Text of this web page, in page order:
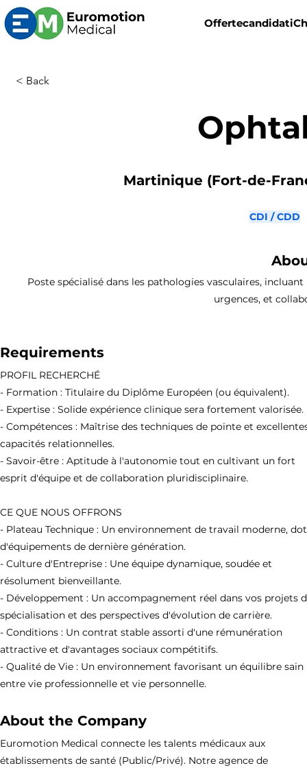
Offertecandidati
< Back
Martinique (Fort-de-
CDI / CDD
Poste spécialisé dans les pathologies vasculaires,
urgences, et
Requirements
PROFIL RECHERCHÉ
- Formation : Titulaire du Diplôme Européen (ou équivalent).
- Expertise : Solide expérience clinique sera fortement valorisée.
- Compétences : Maîtrise des techniques de pointe et
capacités relationnelles.
- Savoir-être : Aptitude à l'autonomie tout en cultivant un fort
esprit d'équipe et de collaboration pluridisciplinaire.
CE QUE NOUS OFFRONS
- Plateau Technique : Un environnement de travail moderne,
d'équipements de dernière génération.
- Culture d'Entreprise : Une équipe dynamique, soudée et
résolument bienveillante.
- Développement : Un accompagnement réel dans vos projets
spécialisation et des perspectives d'évolution de carrière.
- Conditions : Un contrat stable assorti d'une rémunération
attractive et d'avantages sociaux compétitifs.
- Qualité de Vie : Un environnement favorisant un équilibre sain
entre vie professionnelle et vie personnelle.
About the Company
Euromotion Medical connecte les talents médicaux aux
établissements de santé (Public/Privé). Notre agence de